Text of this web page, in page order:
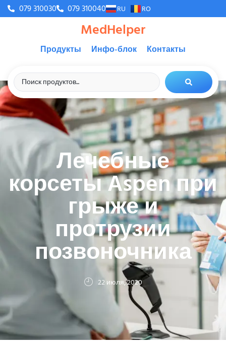
079 310030 079 310040 RU RO
MedHelper
Продукты Инфо-блок Контакты
Лечебные
корсеты Aspen при
грыже и
протрузии
позвоночника
22 июля, 2020